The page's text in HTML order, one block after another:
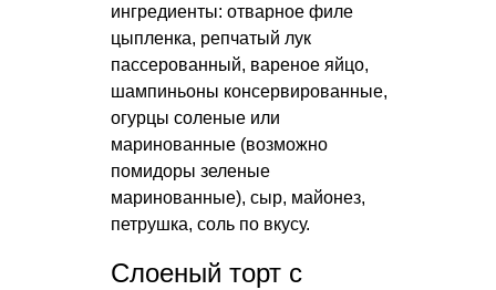
ингредиенты: отварное филе
цыпленка, репчатый лук
пассерованный, вареное яйцо,
шампиньоны консервированные,
огурцы соленые или
маринованные (возможно
помидоры зеленые
маринованные), сыр, майонез,
петрушка, соль по вкусу.
Слоеный торт с